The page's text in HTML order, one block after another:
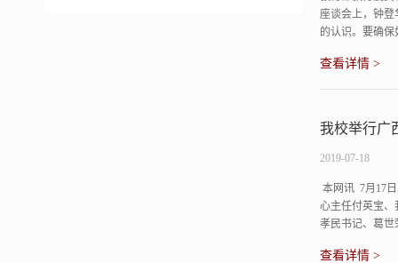
座谈会上，钟登
的认识。要确
查看详情 >
我校举行广
2019-07-18
本网讯 7月17
心主任付英宝、
孝民书记、葛世
查看详情 >